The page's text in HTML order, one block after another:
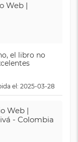
Web |
el libro no
el: 2025-03-28
Web |
- Colombia